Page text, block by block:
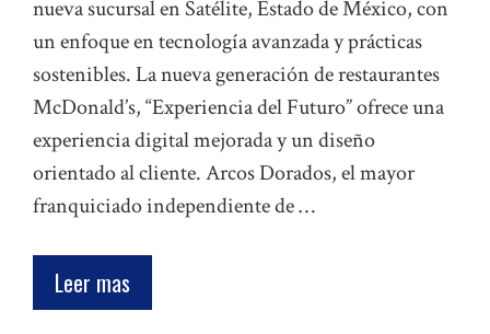
nueva sucursal en Satélite, Estado de México, con
un enfoque en tecnología avanzada y prácticas
sostenibles. La nueva generación de restaurantes
McDonald’s, “Experiencia del Futuro” ofrece una
experiencia digital mejorada y un diseño
orientado al cliente. Arcos Dorados, el mayor
franquiciado independiente de …
Leer mas